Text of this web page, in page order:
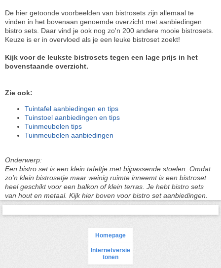
De hier getoonde voorbeelden van bistrosets zijn allemaal te
vinden in het bovenaan genoemde overzicht met aanbiedingen
bistro sets. Daar vind je ook nog zo'n 200 andere mooie bistrosets.
Keuze is er in overvloed als je een leuke bistroset zoekt!
Kijk voor de leukste bistrosets tegen een lage prijs in het
bovenstaande overzicht.
Zie ook:
Tuintafel aanbiedingen en tips
Tuinstoel aanbiedingen en tips
Tuinmeubelen tips
Tuinmeubelen aanbiedingen
Onderwerp:
Een bistro set is een klein tafeltje met bijpassende stoelen. Omdat
zo'n klein bistrosetje maar weinig ruimte inneemt is een bistroset
heel geschikt voor een balkon of klein terras. Je hebt bistro sets
van hout en metaal. Kijk hier boven voor bistro set aanbiedingen.
Homepage
Internetversie
tonen